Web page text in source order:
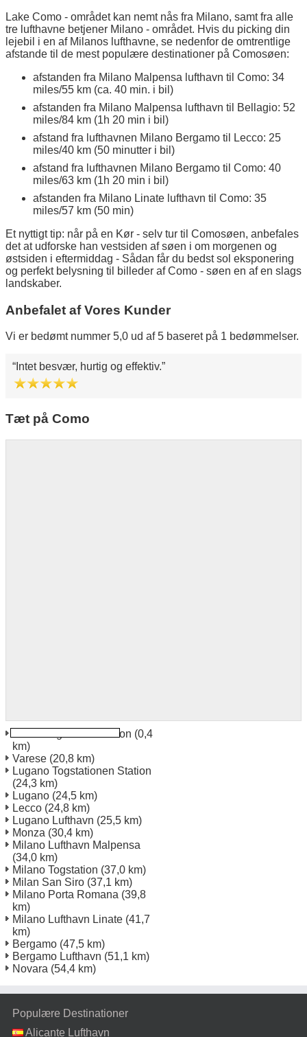
Lake Como - området kan nemt nås fra Milano, samt fra alle
tre lufthavne betjener Milano - området. Hvis du picking din
lejebil i en af Milanos lufthavne, se nedenfor de omtrentlige
afstande til de mest populære destinationer på Comosøen:
afstanden fra Milano Malpensa lufthavn til Como: 34
miles/55 km (ca. 40 min. i bil)
afstanden fra Milano Malpensa lufthavn til Bellagio: 52
miles/84 km (1h 20 min i bil)
afstand fra lufthavnen Milano Bergamo til Lecco: 25
miles/40 km (50 minutter i bil)
afstand fra lufthavnen Milano Bergamo til Como: 40
miles/63 km (1h 20 min i bil)
afstanden fra Milano Linate lufthavn til Como: 35
miles/57 km (50 min)
Et nyttigt tip: når på en Kør - selv tur til Comosøen, anbefales
det at udforske han vestsiden af søen i om morgenen og
østsiden i eftermiddag - Sådan får du bedst sol eksponering
og perfekt belysning til billeder af Como - søen en af en slags
landskaber.
Anbefalet af Vores Kunder
Vi er bedømt nummer 5,0 ud af 5 baseret på 1 bedømmelser.
Intet besvær, hurtig og effektiv.
Tæt på Como
Como Togstation Station (0,4
km)
Varese (20,8 km)
Lugano Togstationen Station
(24,3 km)
Lugano (24,5 km)
Lecco (24,8 km)
Lugano Lufthavn (25,5 km)
Monza (30,4 km)
Milano Lufthavn Malpensa
(34,0 km)
Milano Togstation (37,0 km)
Milan San Siro (37,1 km)
Milano Porta Romana (39,8
km)
Milano Lufthavn Linate (41,7
km)
Bergamo (47,5 km)
Bergamo Lufthavn (51,1 km)
Novara (54,4 km)
Populære Destinationer
Alicante Lufthavn